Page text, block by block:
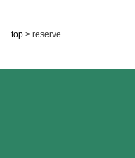
top > reserve